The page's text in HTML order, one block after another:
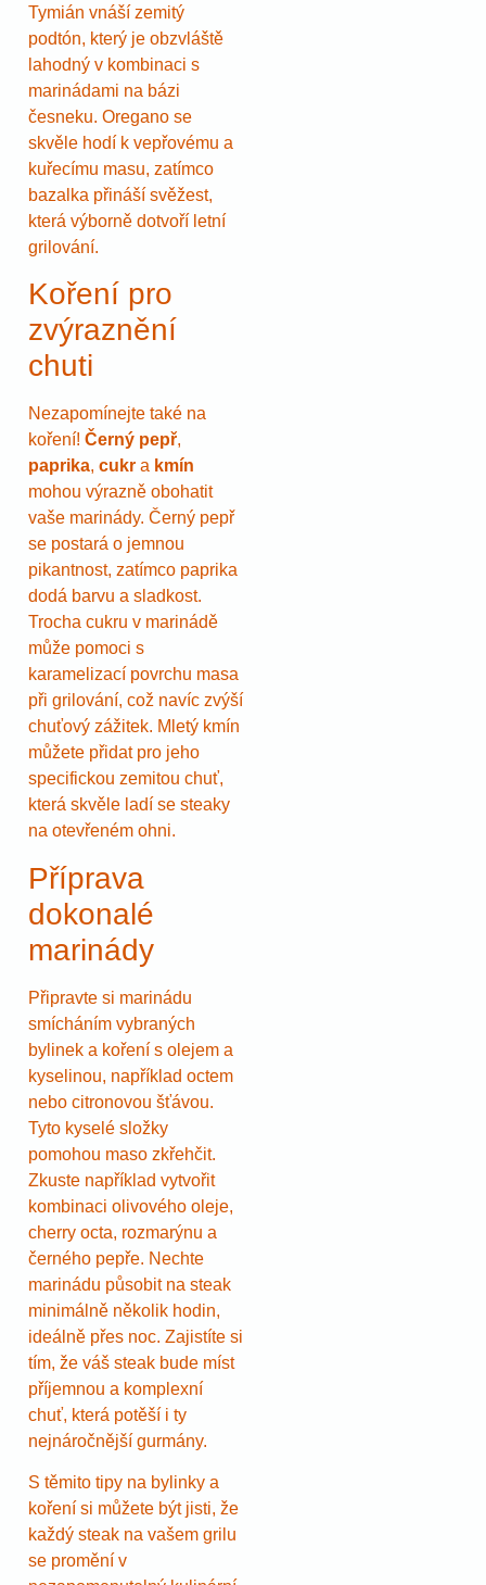
Tymián vnáší zemitý
podtón, který je obzvláště
lahodný v kombinaci s
marinádami na bázi
česneku. Oregano se
skvěle hodí k vepřovému a
kuřecímu masu, zatímco
bazalka přináší svěžest,
která výborně dotvoří letní
grilování.
Koření pro
zvýraznění
chuti
Nezapomínejte také na
koření! Černý pepř,
paprika, cukr a kmín
mohou výrazně obohatit
vaše marinády. Černý pepř
se postará o jemnou
pikantnost, zatímco paprika
dodá barvu a sladkost.
Trocha cukru v marinádě
může pomoci s
karamelizací povrchu masa
při grilování, což navíc zvýší
chuťový zážitek. Mletý kmín
můžete přidat pro jeho
specifickou zemitou chuť,
která skvěle ladí se steaky
na otevřeném ohni.
Příprava
dokonalé
marinády
Připravte si marinádu
smícháním vybraných
bylinek a koření s olejem a
kyselinou, například octem
nebo citronovou šťávou.
Tyto kyselé složky
pomohou maso zkřehčit.
Zkuste například vytvořit
kombinaci olivového oleje,
cherry octa, rozmarýnu a
černého pepře. Nechte
marinádu působit na steak
minimálně několik hodin,
ideálně přes noc. Zajistíte si
tím, že váš steak bude míst
příjemnou a komplexní
chuť, která potěší i ty
nejnáročnější gurmány.
S těmito tipy na bylinky a
koření si můžete být jisti, že
každý steak na vašem grilu
se promění v